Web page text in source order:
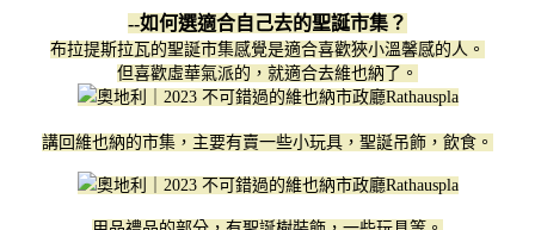
--如何選適合自己去的聖誕市集？
布拉提斯拉瓦的聖誕市集感覺是適合喜歡狹小溫馨感的人。
但喜歡虛華氣派的，就適合去維也納了。
講回維也納的市集，主要有賣一些小玩具，聖誕吊飾，飲食。